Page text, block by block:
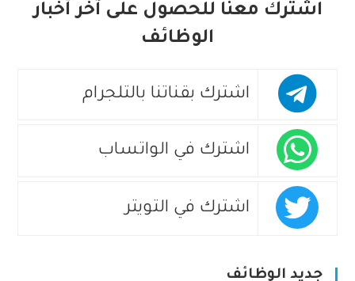
اشترك معنا للحصول على آخر أخبار
الوظائف
اشترك بقناتنا بالتلجرام
اشترك في الواتساب
اشترك في التويتر
جديد الوظائف